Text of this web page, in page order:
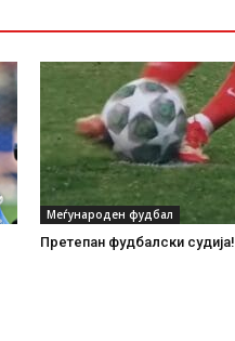
Меѓународен фудбал
Претепан фудбалски судија!